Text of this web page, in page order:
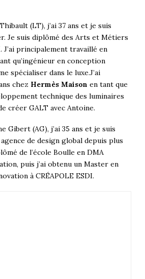
(LT), j’ai 37 ans et je suis
Je suis diplômé des Arts et Métiers
J’ai principalement travaillé en
qu’ingénieur en conception
spécialiser dans le luxe.J’ai
chez Hermès Maison en tant que
technique des luminaires
créer GALT avec Antoine.
Gibert (AG), j’ai 35 ans et je suis
de design global depuis plus
de l’école Boulle en DMA
puis j’ai obtenu un Master en
à CRÉAPOLE ESDI.